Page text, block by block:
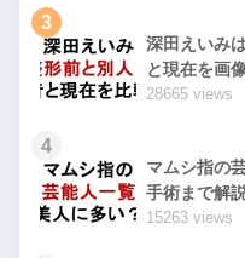
3
深田えいみ
と現在を画
28665 views
4
マムシ指の
手術まで解
15263 views